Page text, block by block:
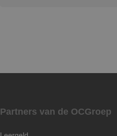
Partners van de OCGroep